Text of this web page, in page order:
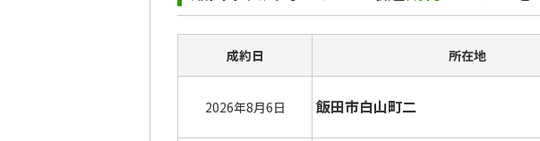
成約日 所在地
2026年8月6日 飯田市白山町二